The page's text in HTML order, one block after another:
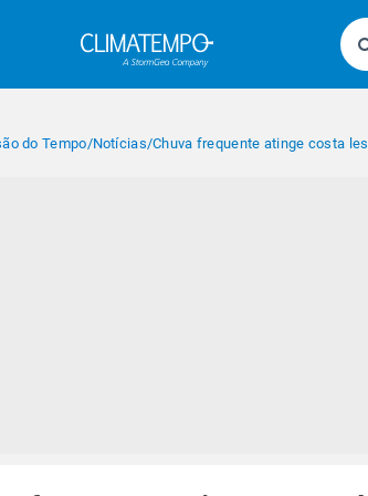
do Tempo/Notícias/Chuva frequente atinge costa